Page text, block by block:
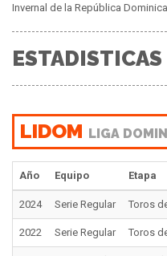
Invernal de la República
ESTADISTICAS
LIDOM LIGA
Año Equipo Etapa
2024 Serie Regular Toros
2022 Serie Regular Toros